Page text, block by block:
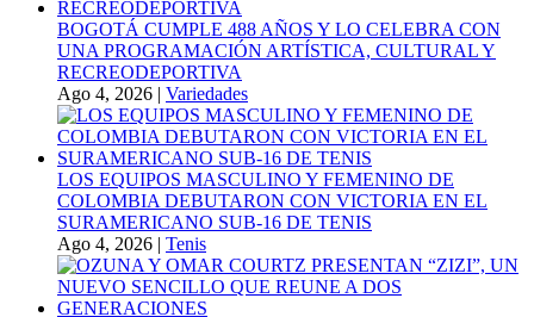
BOGOTÁ CUMPLE 488 AÑOS Y LO CELEBRA CON
UNA PROGRAMACIÓN ARTÍSTICA, CULTURAL Y
RECREODEPORTIVA
Ago 4, 2026 | Variedades
LOS EQUIPOS MASCULINO Y FEMENINO DE
COLOMBIA DEBUTARON CON VICTORIA EN EL
SURAMERICANO SUB-16 DE TENIS
Ago 4, 2026 | Tenis